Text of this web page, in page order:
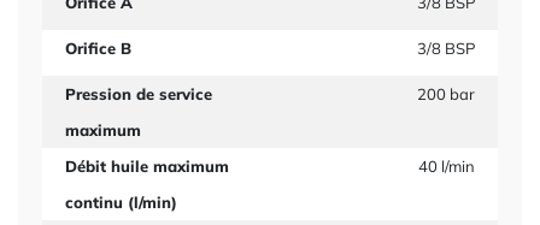
Orifice B 3/8 BSP
Pression de service
maximum
200 bar
Débit huile maximum
continu (l/min)
40 l/min